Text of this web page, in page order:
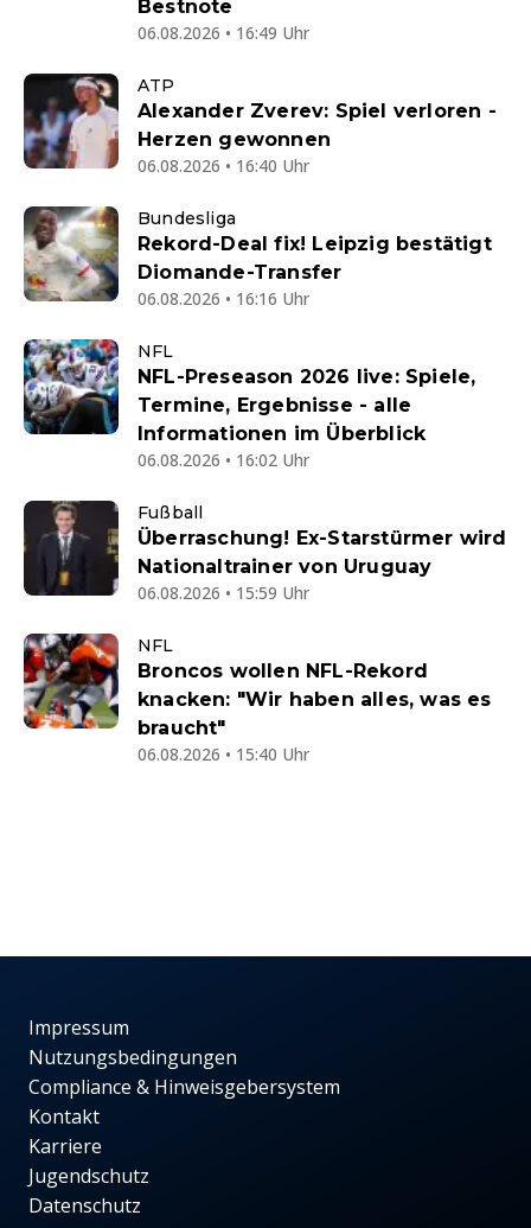
Bestnote
06.08.2026 • 16:49 Uhr
ATP
Alexander Zverev: Spiel verloren -
Herzen gewonnen
06.08.2026 • 16:40 Uhr
Bundesliga
Rekord-Deal fix! Leipzig bestätigt
Diomande-Transfer
06.08.2026 • 16:16 Uhr
NFL
NFL-Preseason 2026 live: Spiele,
Termine, Ergebnisse - alle
Informationen im Überblick
06.08.2026 • 16:02 Uhr
Fußball
Überraschung! Ex-Starstürmer wird
Nationaltrainer von Uruguay
06.08.2026 • 15:59 Uhr
NFL
Broncos wollen NFL-Rekord
knacken: "Wir haben alles, was es
braucht"
06.08.2026 • 15:40 Uhr
Impressum
Nutzungsbedingungen
Compliance & Hinweisgebersystem
Kontakt
Karriere
Jugendschutz
Datenschutz